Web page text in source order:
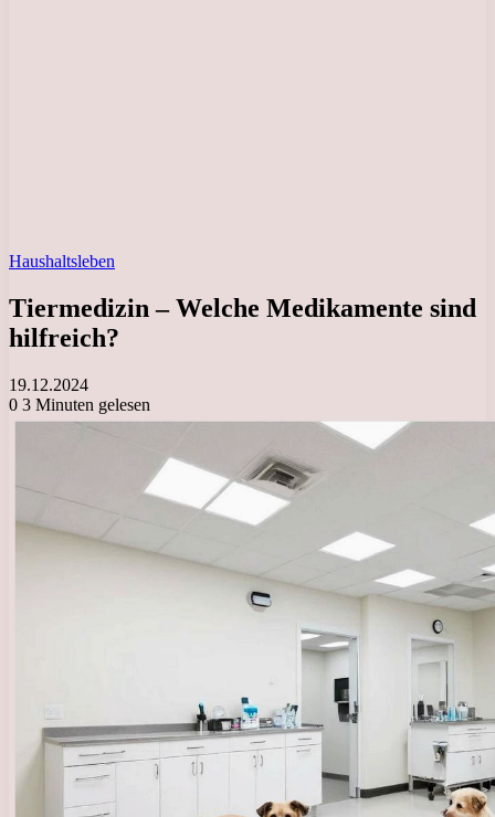
Haushaltsleben
Tiermedizin – Welche Medikamente sind
hilfreich?
19.12.2024
0 3 Minuten gelesen